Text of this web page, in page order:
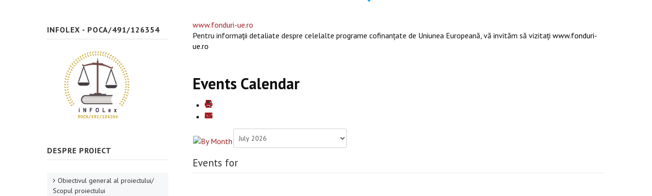
www.fonduri-ue.ro
Pentru informaţii detaliate despre celelalte programe cofinanţate de Uniunea Europeană, vă invităm să vizitaţi www.fonduri-
ue.ro
Events Calendar
Events for
INFOLEX - POCA/491/126354
DESPRE PROIECT
Obiectivul general al proiectului/
Scopul proiectului